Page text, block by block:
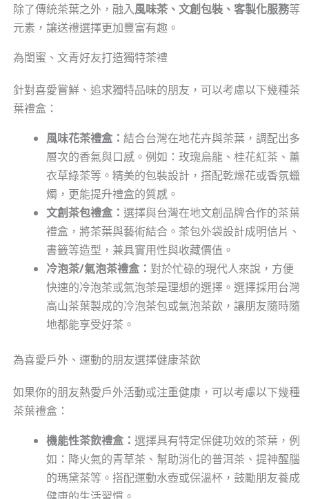
除了傳統茶葉之外，融入風味茶、文創包裝、客製化服務等
元素，讓送禮選擇更加豐富有趣。
為閨蜜、文青好友打造獨特茶禮
針對喜愛嘗鮮、追求獨特品味的朋友，可以考慮以下幾種茶
葉禮盒：
風味花茶禮盒： 結合台灣在地花卉與茶葉，調配出多
層次的香氣與口感。例如：玫瑰烏龍、桂花紅茶、薰
衣草綠茶等。精美的包裝設計，搭配乾燥花或香氛蠟
燭，更能提升禮盒的質感。
文創茶包禮盒： 選擇與台灣在地文創品牌合作的茶葉
禮盒，將茶葉與藝術結合。茶包外袋設計成明信片、
書籤等造型，兼具實用性與收藏價值。
冷泡茶/氣泡茶禮盒： 對於忙碌的現代人來說，方便
快速的冷泡茶或氣泡茶是理想的選擇。選擇採用台灣
高山茶葉製成的冷泡茶包或氣泡茶飲，讓朋友隨時隨
地都能享受好茶。
為喜愛戶外、運動的朋友選擇健康茶飲
如果你的朋友熱愛戶外活動或注重健康，可以考慮以下幾種
茶葉禮盒：
機能性茶飲禮盒： 選擇具有特定保健功效的茶葉，例
如：降火氣的青草茶、幫助消化的普洱茶、提神醒腦
的瑪黛茶等。搭配運動水壺或保溫杯，鼓勵朋友養成